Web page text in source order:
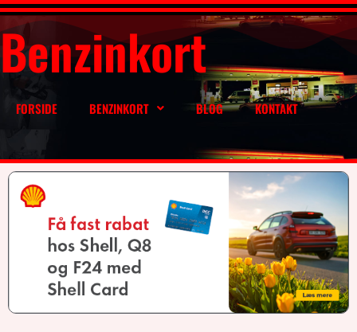
Benzinkort
FORSIDE BENZINKORT BLOG KONTAKT